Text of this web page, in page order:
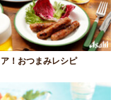
！おつまみレシピ